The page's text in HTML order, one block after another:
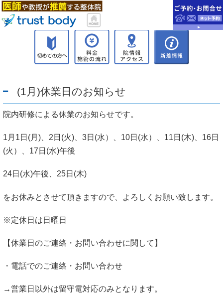
(1月)休業日のお知らせ
院内研修による休業のお知らせです。
1月1日(月)、2日(火)、3日(水）、10日(水）、11日(木)、16日
(火）、17日(水)午後
24日(水)午後、25日(木)
をお休みとさせて頂きますので、よろしくお願い致します。
※定休日は日曜日
【休業日のご連絡・お問い合わせに関して】
・電話でのご連絡・お問い合わせ
→営業日以外は留守電対応のみとなります。